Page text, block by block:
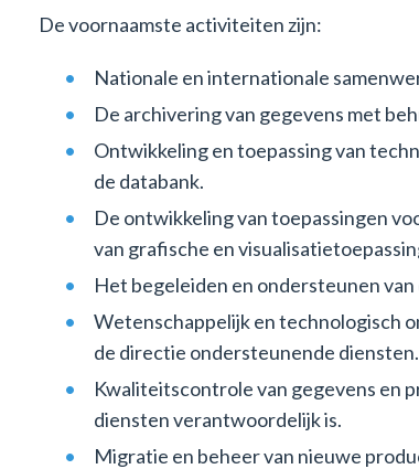
De voornaamste activiteiten zijn:
Nationale en internationale
De archivering van gegevens met
Ontwikkeling en toepassing van
de databank.
De ontwikkeling van toepassingen
van grafische en
Het begeleiden en ondersteunen van
Wetenschappelijk en technologisch
de directie ondersteunende diensten.
Kwaliteitscontrole van gegevens en
diensten verantwoordelijk is.
Migratie en beheer van nieuwe